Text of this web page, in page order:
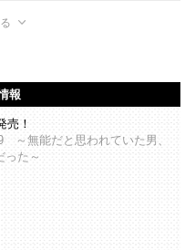
報
売！
～無能だと思われていた男、
った～